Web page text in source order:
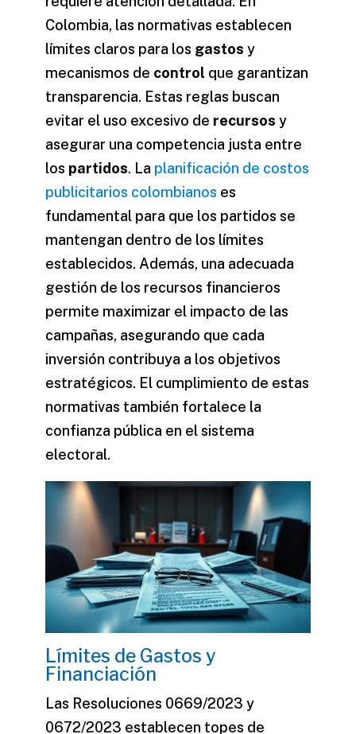
Colombia, las normativas establecen
límites claros para los gastos y
mecanismos de control que garantizan
transparencia. Estas reglas buscan
evitar el uso excesivo de recursos y
asegurar una competencia justa entre
los partidos. La planificación de costos
publicitarios colombianos es
fundamental para que los partidos se
mantengan dentro de los límites
establecidos. Además, una adecuada
gestión de los recursos financieros
permite maximizar el impacto de las
campañas, asegurando que cada
inversión contribuya a los objetivos
estratégicos. El cumplimiento de estas
normativas también fortalece la
confianza pública en el sistema
electoral.
Límites de Gastos y
Financiación
Las Resoluciones 0669/2023 y
0672/2023 establecen topes de